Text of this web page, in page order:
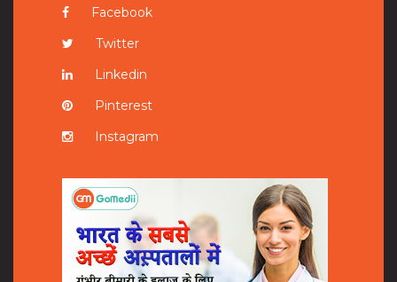
Facebook
Twitter
Linkedin
Pinterest
Instagram